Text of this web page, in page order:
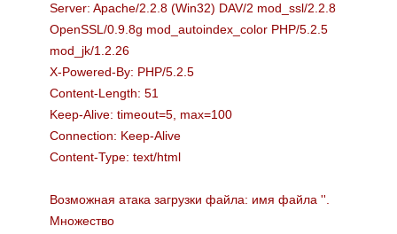
Server: Apache/2.2.8 (Win32) DAV/2 mod_ssl/2.2.8
OpenSSL/0.9.8g mod_autoindex_color PHP/5.2.5
mod_jk/1.2.26
X-Powered-By: PHP/5.2.5
Content-Length: 51
Keep-Alive: timeout=5, max=100
Connection: Keep-Alive
Content-Type: text/html
Возможная атака загрузки файла: имя файла ''.
Множество